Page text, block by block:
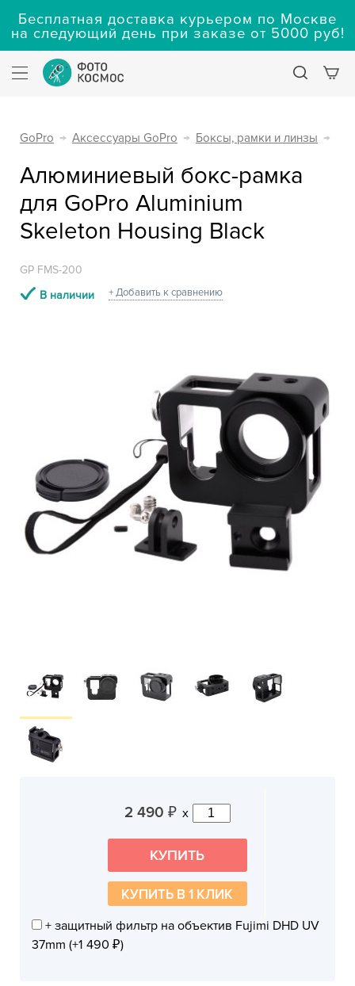
Бесплатная доставка курьером по Москве
на следующий день при заказе от 5000 руб!
GoPro → Аксессуары GoPro → Боксы, рамки и линзы →
Алюминиевый бокс-рамка
для GoPro Aluminium
Skeleton Housing Black
GP FMS-200
В наличии
+ Добавить к сравнению
2 490 ₽ x
КУПИТЬ В 1 КЛИК
+ защитный фильтр на объектив Fujimi DHD UV
37mm (+1 490 ₽)